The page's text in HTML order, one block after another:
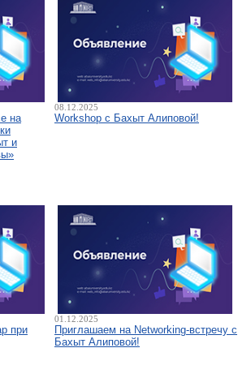
на
и
08.12.2025
Workshop с Бахыт Алиповой!
при
01.12.2025
Приглашаем на Networking-встречу с
Бахыт Алиповой!